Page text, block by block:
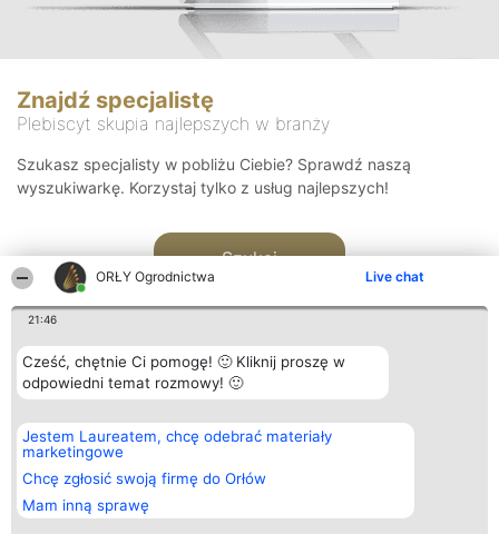
ORŁY Ogrodnictwa Live chat
21:46
Cześć, chętnie Ci pomogę! 🙂 Kliknij proszę w
odpowiedni temat rozmowy! 🙂
Jestem Laureatem, chcę odebrać materiały
marketingowe
Chcę zgłosić swoją firmę do Orłów
Mam inną sprawę
Znajdź specjalistę
Plebiscyt skupia najlepszych w branży
Szukasz specjalisty w pobliżu Ciebie? Sprawdź naszą
wyszukiwarkę. Korzystaj tylko z usług najlepszych!
Szukaj
Organizator plebiscytu
Bright Side Solutions sp. z o.
o. sp. k.
ul. Ruska 22
Wrocław 50-079
KRS 0000749100 | Regon
381313360 | NIP 8943132676
Plebiscyt
Laureaci
wszystkich
Laureatów
Regulamin
Kontakt
Kontakt